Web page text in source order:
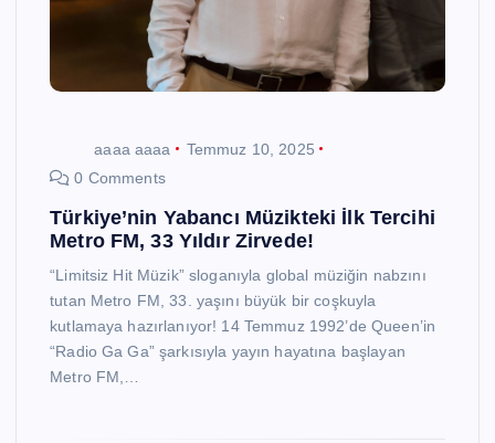
aaaa aaaa
Temmuz 10, 2025
0 Comments
Türkiye’nin Yabancı Müzikteki İlk Tercihi
Metro FM, 33 Yıldır Zirvede!
“Limitsiz Hit Müzik” sloganıyla global müziğin nabzını
tutan Metro FM, 33. yaşını büyük bir coşkuyla
kutlamaya hazırlanıyor! 14 Temmuz 1992’de Queen’in
“Radio Ga Ga” şarkısıyla yayın hayatına başlayan
Metro FM,…